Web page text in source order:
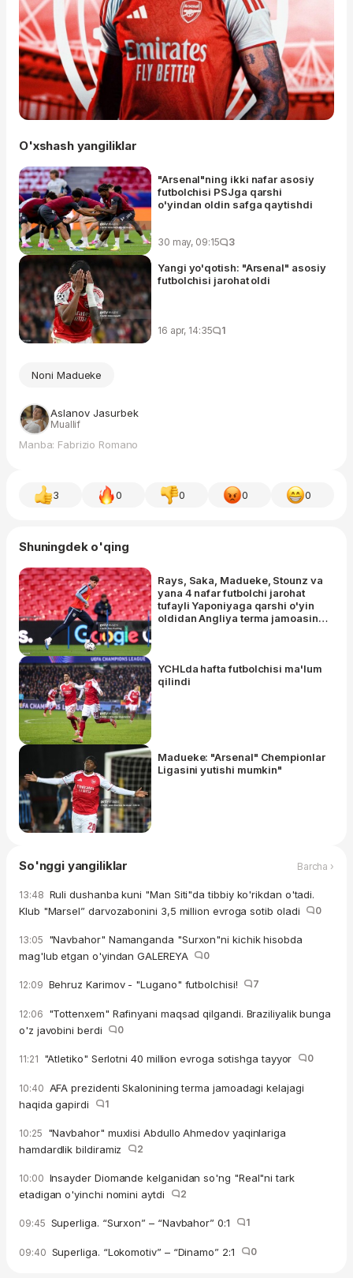
O'xshash yangiliklar
"Arsenal"ning ikki nafar asosiy
futbolchisi PSJga qarshi
o'yindan oldin safga qaytishdi
30 may, 09:15 3
Yangi yo'qotish: "Arsenal" asosiy
futbolchisi jarohat oldi
16 apr, 14:35 1
Noni Madueke
Aslanov Jasurbek
Muallif
Manba: Fabrizio Romano
3 0 0 0 0
Shuningdek o'qing
Rays, Saka, Madueke, Stounz va
yana 4 nafar futbolchi jarohat
tufayli Yaponiyaga qarshi o'yin
oldidan Angliya terma jamoasini
YCHLda hafta futbolchisi ma'lum
qilindi
Madueke: "Arsenal" Chempionlar
Ligasini yutishi mumkin"
So'nggi yangiliklar Barcha ›
13:48 Ruli dushanba kuni "Man Siti"da tibbiy ko'rikdan o'tadi.
Klub "Marsel” darvozabonini 3,5 million evroga sotib oladi
0
13:05 "Navbahor" Namanganda "Surxon"ni kichik hisobda
mag'lub etgan o'yindan GALEREYA
0
12:09 Behruz Karimov - "Lugano" futbolchisi! 7
12:06 "Tottenxem" Rafinyani maqsad qilgandi. Braziliyalik bunga
o'z javobini berdi
0
11:21 "Atletiko" Serlotni 40 million evroga sotishga tayyor 0
10:40 AFA prezidenti Skalonining terma jamoadagi kelajagi
haqida gapirdi
1
10:25 "Navbahor" muxlisi Abdullo Ahmedov yaqinlariga
hamdardlik bildiramiz
2
10:00 Insayder Diomande kelganidan so'ng "Real"ni tark
etadigan o'yinchi nomini aytdi
2
09:45 Superliga. “Surxon” – “Navbahor” 0:1 1
09:40 Superliga. “Lokomotiv” – “Dinamo” 2:1 0